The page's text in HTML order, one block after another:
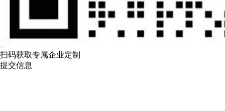
扫码获取专属企业定制
提交信息